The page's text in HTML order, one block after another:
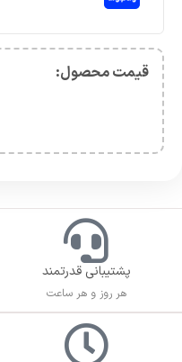
قیمت محصول:​
پشتیبانی قدرتمند
هر روز و هر ساعت